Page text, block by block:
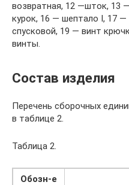
возвратная, 12 —шток, 13
курок, 16 — шептало I, 17
спусковой, 19 — винт
винты.
Состав изделия
Перечень сборочных
в таблице 2.
Таблица 2.
Обозн-е